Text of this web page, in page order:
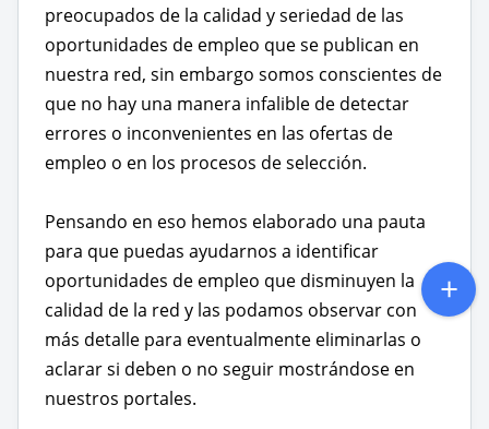
preocupados de la calidad y seriedad de las
oportunidades de empleo que se publican en
nuestra red, sin embargo somos conscientes de
que no hay una manera infalible de detectar
errores o inconvenientes en las ofertas de
empleo o en los procesos de selección.
Pensando en eso hemos elaborado una pauta
para que puedas ayudarnos a identificar
oportunidades de empleo que disminuyen la
calidad de la red y las podamos observar con
más detalle para eventualmente eliminarlas o
aclarar si deben o no seguir mostrándose en
nuestros portales.